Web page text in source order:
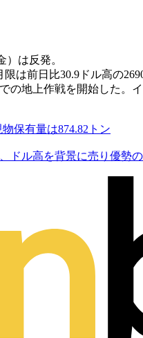
は反発。
は前日比30.9ドル高の
の地上作戦を開始した。
保有量は874.82トン
ドル高を背景に売り優勢